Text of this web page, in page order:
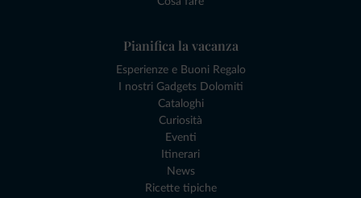
Pianifica la vacanza
Esperienze e Buoni Regalo
I nostri Gadgets Dolomiti
Cataloghi
Curiosità
Eventi
Itinerari
News
Ricette tipiche